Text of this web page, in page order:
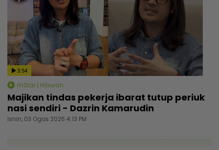
3:54
mStar | Hiburan
Majikan tindas pekerja ibarat tutup periuk
nasi sendiri - Dazrin Kamarudin
Isnin, 03 Ogos 2026 4:13 PM